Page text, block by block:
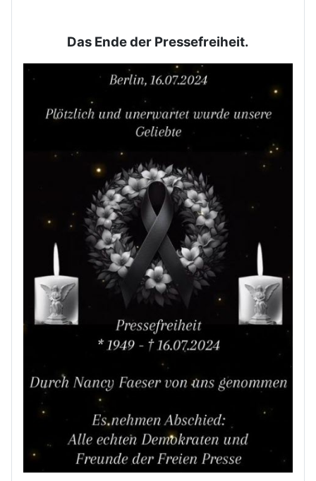
Das Ende der Pressefreiheit.